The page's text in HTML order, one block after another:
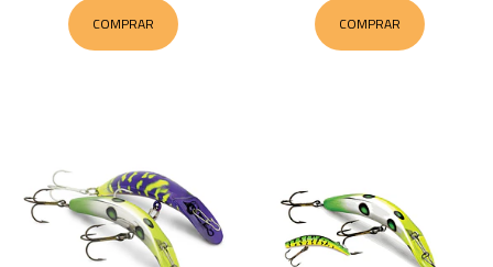
COMPRAR COMPRAR